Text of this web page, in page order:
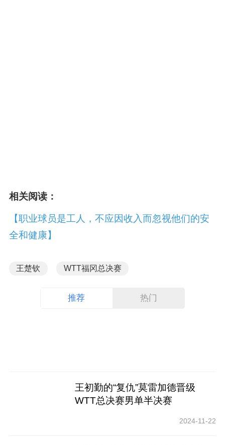
相关阅读：
【职业球员是工人，不应因收入而忽视他们的安
全和健康】
王楚钦 WTT福冈总决赛
推荐 热门
王初勤的“复仇”莫雷加德晋级
WTT总决赛男单半决赛
2024-11-22